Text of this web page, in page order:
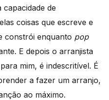
de
coisas que escreve e
constrói enquanto pop
E depois o arranjista
mim, é indescritível. É
a fazer um arranjo,
ao máximo.